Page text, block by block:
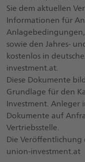
Sie dem aktuellen
Informationen für
sowie den Jahres-
kostenlos in
investment.at.
Diese Dokumente
Grundlage für den
Investment. Anleger
Dokumente auf
Vertriebsstelle.
Die
union-investment.at